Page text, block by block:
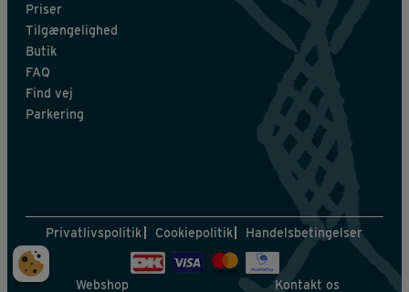
Priser
Tilgængelighed
Butik
FAQ
Find vej
Parkering
Privatlivspolitik Cookiepolitik Handelsbetingelser
Webshop Kontakt os